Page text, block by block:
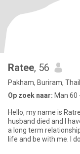
Ratee, 56
Pakham, Buriram,
Op zoek naar: Man 60
Hello, my name is
husband died and I
a long term
life and be with me. I